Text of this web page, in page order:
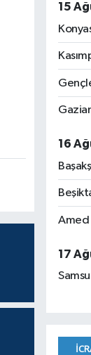
15
16
Amed
17